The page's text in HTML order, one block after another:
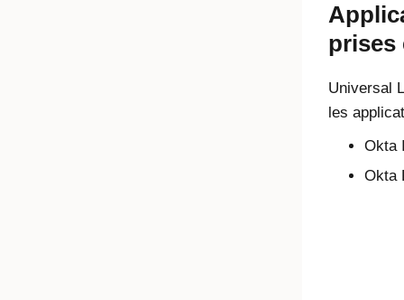
prises
Universal
les
Okta
Okta